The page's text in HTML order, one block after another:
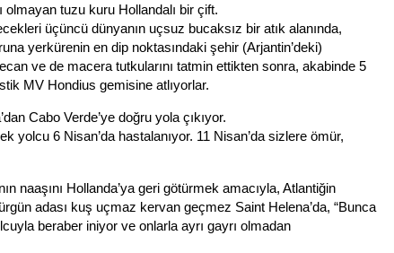
olmayan tuzu kuru Hollandalı bir çift.
üçüncü dünyanın uçsuz bucaksız bir atık alanında,
yerkürenin en dip noktasındaki şehir (Arjantin’deki)
ve de macera tutkularını tatmin ettikten sonra, akabinde 5
MV Hondius gemisine atlıyorlar.
Cabo Verde’ye doğru yola çıkıyor.
yolcu 6 Nisan’da hastalanıyor. 11 Nisan’da sizlere ömür,
naaşını Hollanda’ya geri götürmek amacıyla, Atlantiğin
adası kuş uçmaz kervan geçmez Saint Helena’da, “Bunca
beraber iniyor ve onlarla ayrı gayrı olmadan